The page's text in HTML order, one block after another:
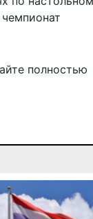
полностью